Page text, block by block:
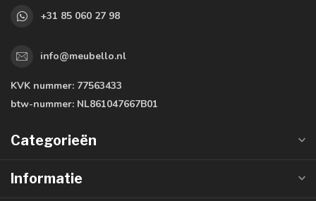
+31 85 060 27 98
info@meubello.nl
KVK nummer: 77563433
btw-nummer: NL861047667B01
Categorieën
Informatie